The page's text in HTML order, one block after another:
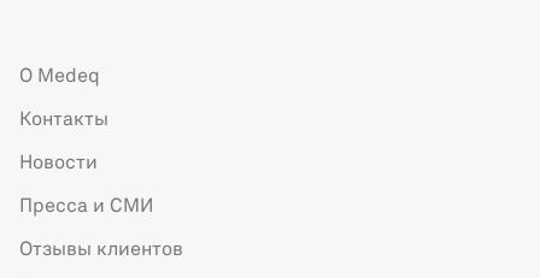
О Medeq
Контакты
Новости
Пресса и СМИ
Отзывы клиентов